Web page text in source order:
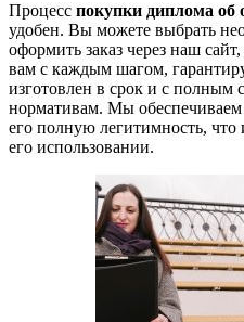
Процесс покупки диплома об
удобен. Вы можете выбрать
оформить заказ через наш
вам с каждым шагом,
изготовлен в срок и с полным
нормативам. Мы обеспечиваем
его полную легитимность,
его использовании.